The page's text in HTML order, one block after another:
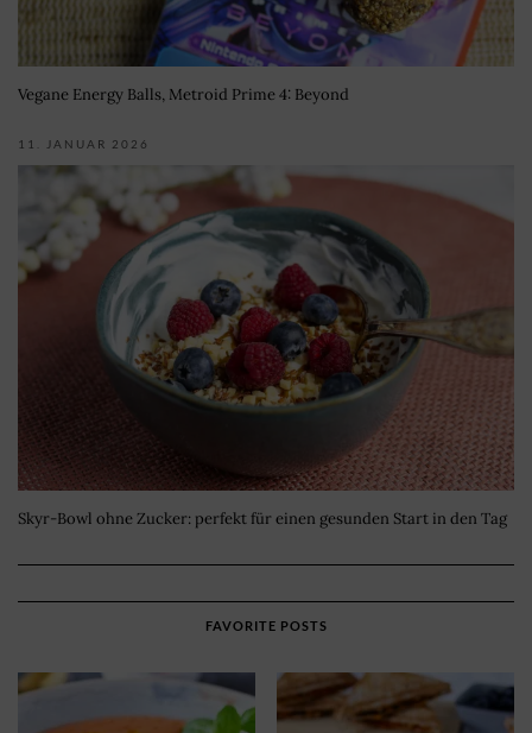
Vegane Energy Balls, Metroid Prime 4: Beyond
11. JANUAR 2026
Skyr-Bowl ohne Zucker: perfekt für einen gesunden Start in den Tag
FAVORITE POSTS